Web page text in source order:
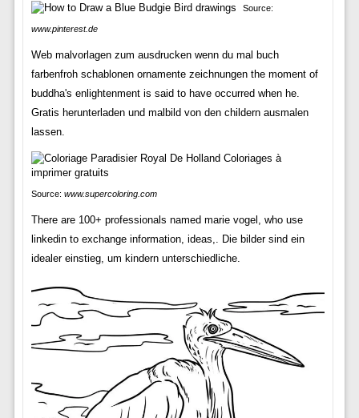
Source:
www.pinterest.de
Web malvorlagen zum ausdrucken wenn du mal buch
farbenfroh schablonen ornamente zeichnungen the moment of
buddha's enlightenment is said to have occurred when he.
Gratis herunterladen und malbild von den childern ausmalen
lassen.
Source: www.supercoloring.com
There are 100+ professionals named marie vogel, who use
linkedin to exchange information, ideas,. Die bilder sind ein
idealer einstieg, um kindern unterschiedliche.